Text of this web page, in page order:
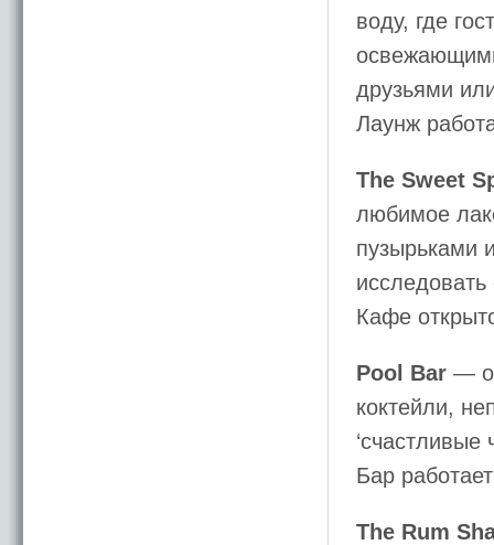
воду, где
друзьями
Лаунж
The Sweet
любимое
пузырьками
исследовать
Кафе
Pool Bar —
коктейли,
‘счастливые
Бар
The Rum